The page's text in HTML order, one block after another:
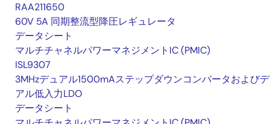
RAA211650
60V 5A 同期整流型降圧レギュレータ
データシート
マルチチャネルパワーマネジメントIC (PMIC)
ISL9307
3MHzデュアル1500mAステップダウンコンバータおよび
アル低入力LDO
データシート